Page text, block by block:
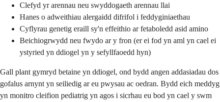
Clefyd yr arennau neu swyddogaeth arennau llai
Hanes o adweithiau alergaidd difrifol i feddyginiaethau
Cyflyrau genetig eraill sy'n effeithio ar fetaboledd asid amino
Beichiogrwydd neu fwydo ar y fron (er ei fod yn aml yn cael ei
ystyried yn ddiogel yn y sefyllfaoedd hyn)
Gall plant gymryd betaine yn ddiogel, ond bydd angen addasiadau dos
gofalus arnynt yn seiliedig ar eu pwysau ac oedran. Bydd eich meddyg
yn monitro cleifion pediatrig yn agos i sicrhau eu bod yn cael y swm